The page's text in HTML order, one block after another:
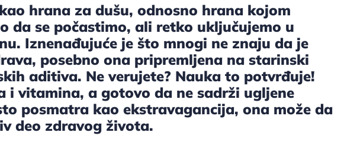
hrana za dušu, odnosno hrana kojom
da se počastimo, ali retko uključujemo u
Iznenađujuće je što mnogi ne znaju da je
posebno ona pripremljena na starinski
aditiva. Ne verujete? Nauka to potvrđuje!
i vitamina, a gotovo da ne sadrži ugljene
posmatra kao ekstravagancija, ona može da
deo zdravog života.